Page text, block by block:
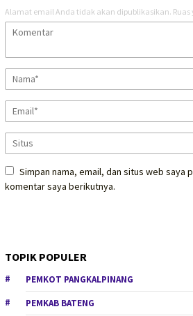
Alamat email Anda tidak akan dipublikasikan.
Simpan nama, email, dan situs web saya
komentar saya berikutnya.
TOPIK POPULER
PEMKOT PANGKALPINANG
PEMKAB BATENG